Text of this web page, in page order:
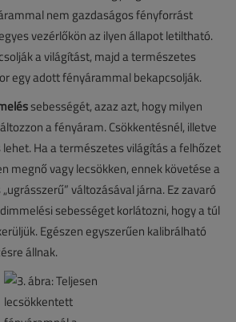
nem gazdaságos fényforrást
vezérlőkön az ilyen állapot letiltható.
a világítást, majd a természetes
egy adott fényárammal bekapcsolják.
sebességét, azaz azt, hogy milyen
a fényáram. Csökkentésnél, illetve
Ha a természetes világítás a felhőzet
megnő vagy lecsökken, ennek követése a
változásával járna. Ez zavaró
sebességet korlátozni, hogy a túl
Egészen egyszerűen kalibrálható
állnak.